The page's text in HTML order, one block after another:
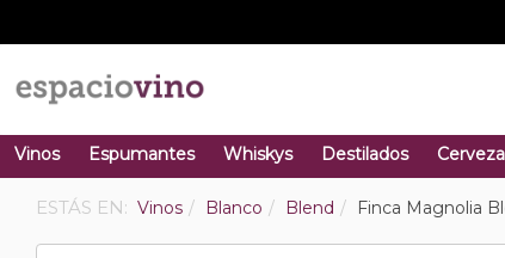
Vinos Espumantes Whiskys Destilados
ESTÁS EN: Vinos Blanco Blend Finca Magnolia